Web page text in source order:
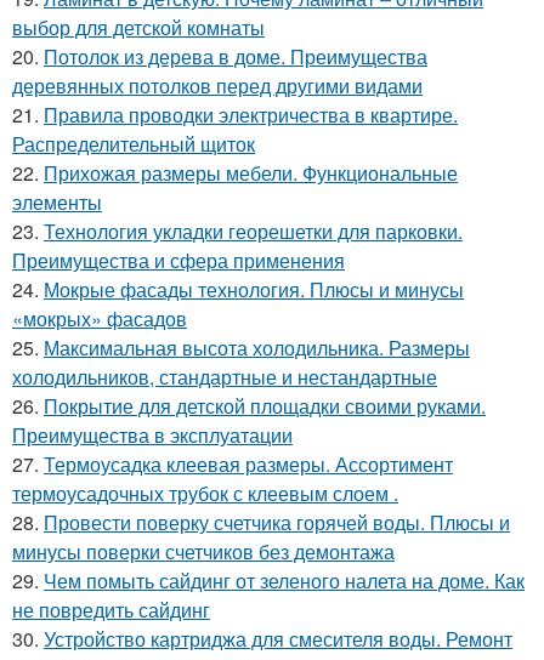
выбор для детской комнаты
20. Потолок из дерева в доме. Преимущества
деревянных потолков перед другими видами
21. Правила проводки электричества в квартире.
Распределительный щиток
22. Прихожая размеры мебели. Функциональные
элементы
23. Технология укладки георешетки для парковки.
Преимущества и сфера применения
24. Мокрые фасады технология. Плюсы и минусы
«мокрых» фасадов
25. Максимальная высота холодильника. Размеры
холодильников, стандартные и нестандартные
26. Покрытие для детской площадки своими руками.
Преимущества в эксплуатации
27. Термоусадка клеевая размеры. Ассортимент
термоусадочных трубок с клеевым слоем .
28. Провести поверку счетчика горячей воды. Плюсы и
минусы поверки счетчиков без демонтажа
29. Чем помыть сайдинг от зеленого налета на доме. Как
не повредить сайдинг
30. Устройство картриджа для смесителя воды. Ремонт